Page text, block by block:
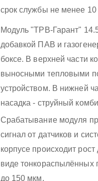
срок службы не менее 10
Модуль "ТРВ-Гарант"
добавкой ПАВ и
боксе. В верхней части
выносными тепловыми
устройством. В нижней
насадка - струйный
Срабатывание модуля
сигнал от датчиков и
корпусе происходит
виде тонкораспылённых
до 150 мкм.